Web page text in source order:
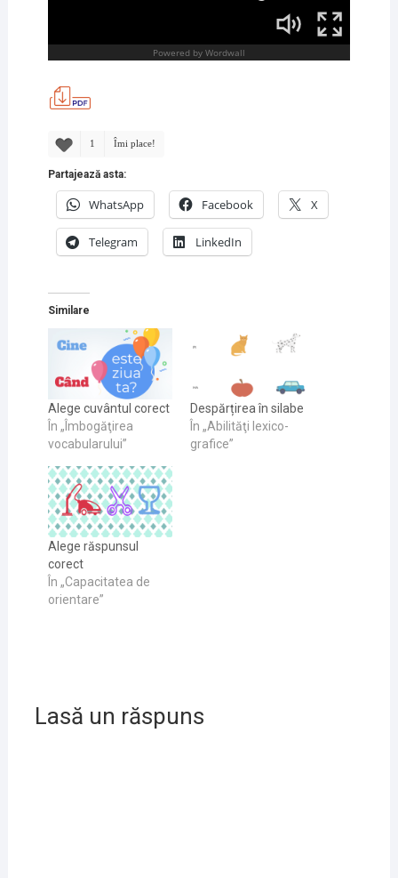
1 Îmi place!
Partajează asta:
WhatsApp Facebook X
Telegram LinkedIn
Similare
Alege cuvântul corect
În „Îmbogăţirea
vocabularului”
Despărțirea în silabe
În „Abilităţi lexico-
grafice”
Alege răspunsul
corect
În „Capacitatea de
orientare”
Lasă un răspuns